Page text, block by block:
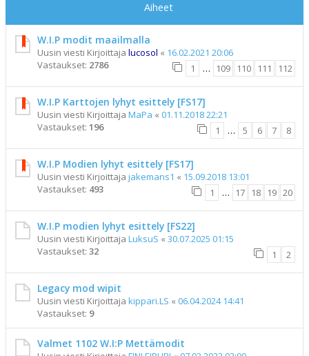
Aiheet
W.I.P modit maailmalla
Uusin viesti Kirjoittaja lucosol « 16.02.2021 20:06
Vastaukset: 2786 1 … 109 110 111 112
W.I.P Karttojen lyhyt esittely [FS17]
Uusin viesti Kirjoittaja MaPa « 01.11.2018 22:21
Vastaukset: 196 1 … 5 6 7 8
W.I.P Modien lyhyt esittely [FS17]
Uusin viesti Kirjoittaja jakemans1 « 15.09.2018 13:01
Vastaukset: 493 1 … 17 18 19 20
W.I.P modien lyhyt esittely [FS22]
Uusin viesti Kirjoittaja LuksuS « 30.07.2025 01:15
Vastaukset: 32 1 2
Legacy mod wipit
Uusin viesti Kirjoittaja kippari.LS « 06.04.2024 14:41
Vastaukset: 9
Valmet 1102 W.I:P Mettämodit